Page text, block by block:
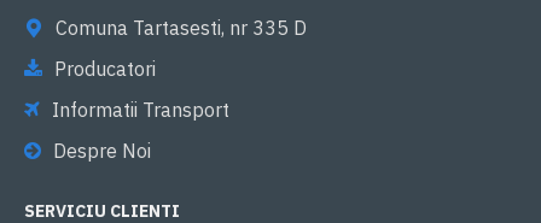
Comuna Tartasesti, nr 335 D
Producatori
Informatii Transport
Despre Noi
SERVICIU CLIENTI